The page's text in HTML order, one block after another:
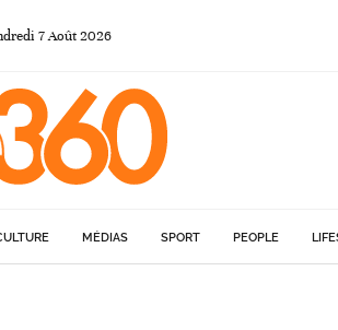
7Août 2026
MÉDIAS SPORT PEOPLE